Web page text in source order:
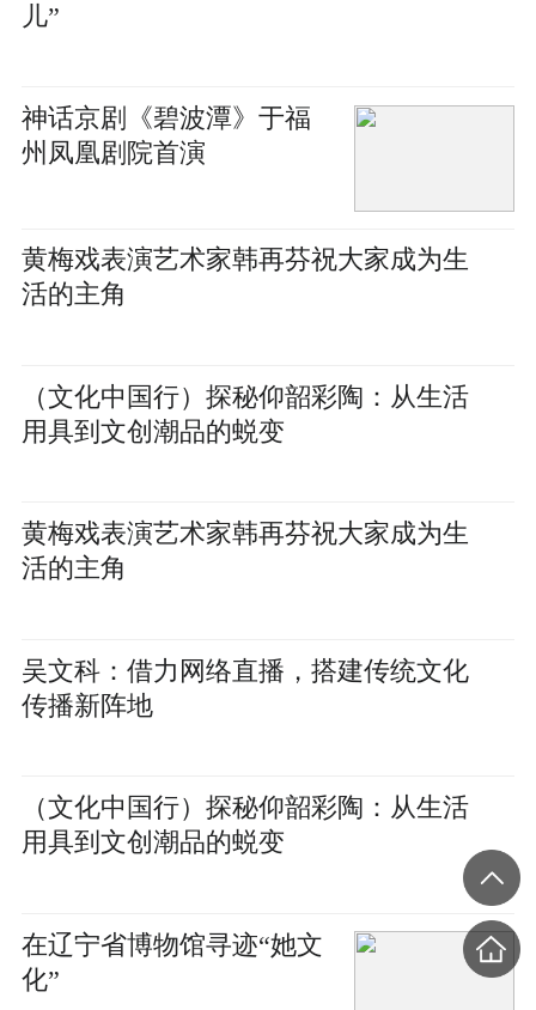
儿”
神话京剧《碧波潭》于福
州凤凰剧院首演
黄梅戏表演艺术家韩再芬祝大家成为生
活的主角
（文化中国行）探秘仰韶彩陶：从生活
用具到文创潮品的蜕变
黄梅戏表演艺术家韩再芬祝大家成为生
活的主角
吴文科：借力网络直播，搭建传统文化
传播新阵地
（文化中国行）探秘仰韶彩陶：从生活
用具到文创潮品的蜕变
在辽宁省博物馆寻迹“她文
化”